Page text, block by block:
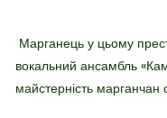
Марганець у цьому
вокальний ансамбль
майстерність марганчан